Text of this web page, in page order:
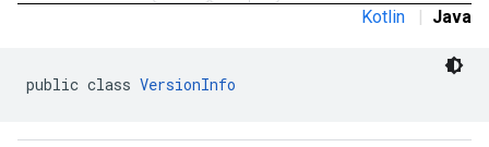
Kotlin | Java
public class VersionInfo